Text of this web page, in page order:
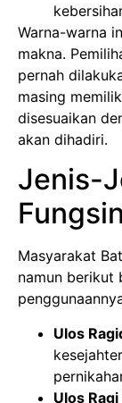
Warna-warna
makna.
pernah
masing
disesuaikan
akan dihadiri.
Jenis-
Masyarakat
namun berikut
Ulos
Ulos